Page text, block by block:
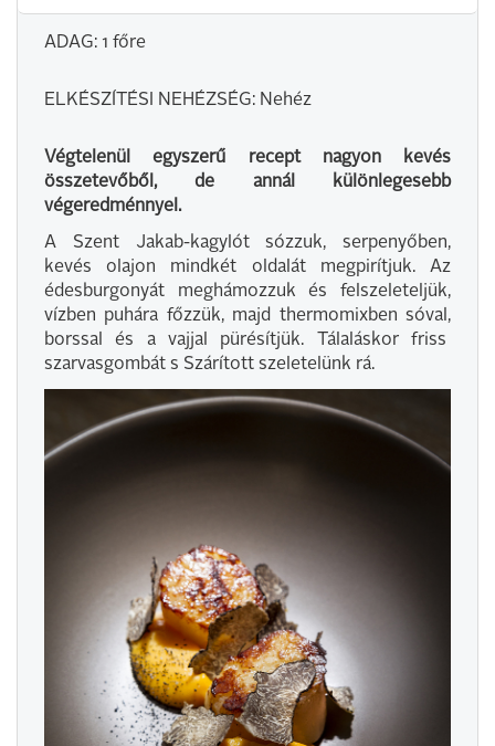
ADAG: 1 főre
ELKÉSZÍTÉSI NEHÉZSÉG: Nehéz
Végtelenül egyszerű recept nagyon kevés
összetevőből, de annál különlegesebb
végeredménnyel.
A Szent Jakab-kagylót sózzuk, serpenyőben,
kevés olajon mindkét oldalát megpirítjuk. Az
édesburgonyát meghámozzuk és felszeleteljük,
vízben puhára főzzük, majd thermomixben sóval,
borssal és a vajjal pürésítjük. Tálaláskor friss
szarvasgombát s Szárított szeletelünk rá.